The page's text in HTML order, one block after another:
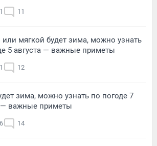
11
мягкой будет зима, можно узнать
5 августа — важные приметы
12
зима, можно узнать по погоде 7
— важные приметы
14